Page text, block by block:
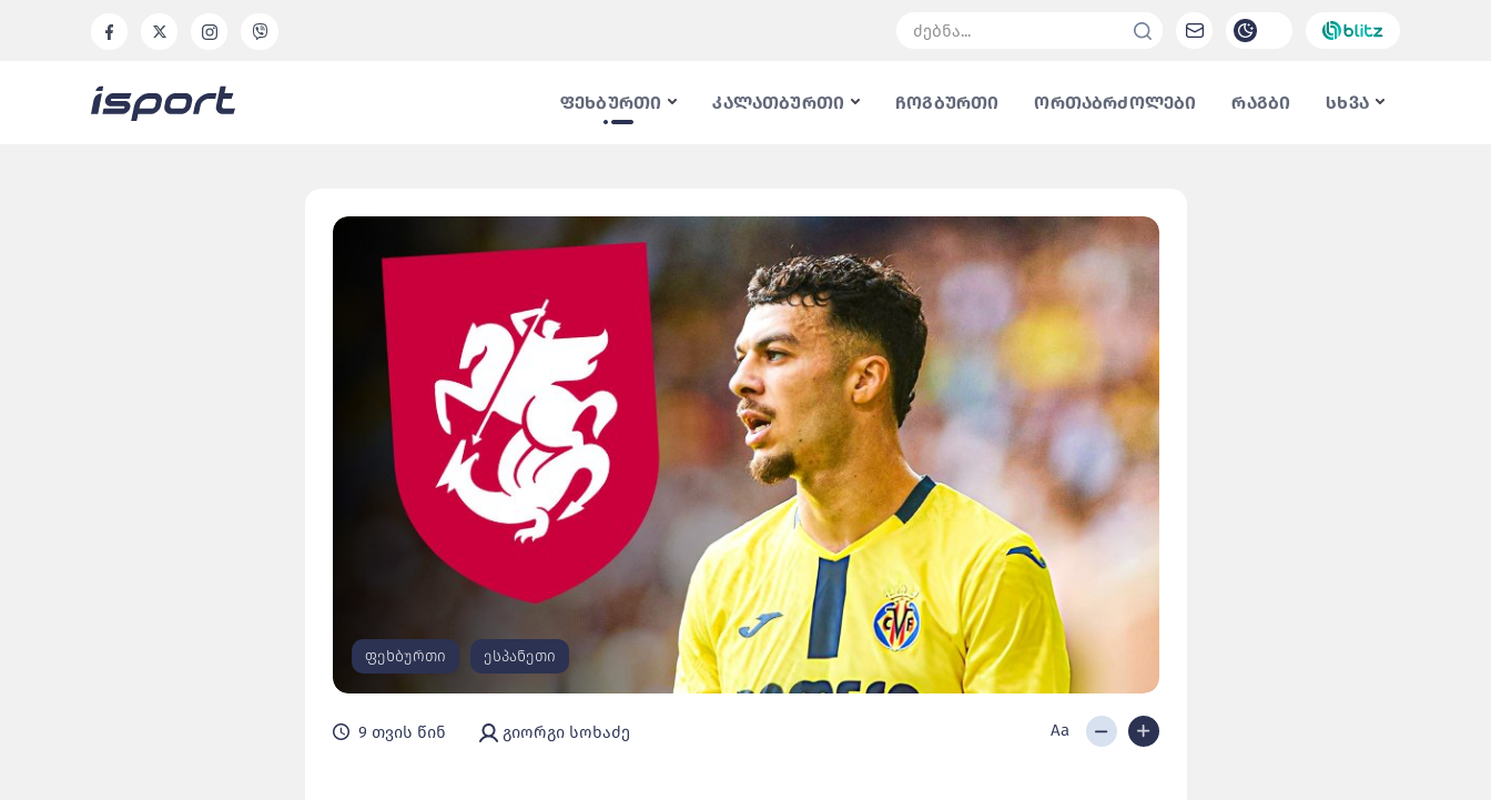
ფეხბურთი კალათბურთი ჩოგბურთი ორთაბრძოლები რაგბი სხვა
ფეხბურთი ესპანეთი
9 თვის წინ გიორგი სოხაძე Aa